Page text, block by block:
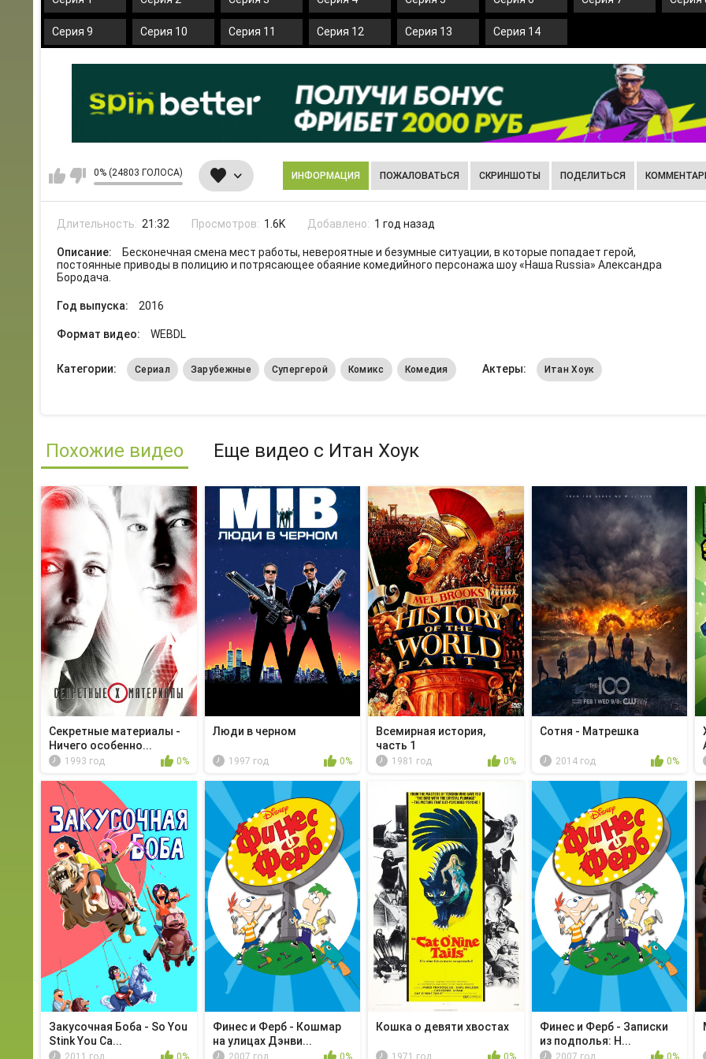
Серия 9 Серия 10 Серия 11 Серия 12 Серия 13 Серия 14
0% (24803 ГОЛОСА) ИНФОРМАЦИЯ ПОЖАЛОВАТЬСЯ СКРИНШОТЫ ПОДЕЛИТЬСЯ
Длительность: 21:32 Просмотров: 1.6K Добавлено: 1 год назад
Описание:
Бесконечная смена мест работы, невероятные и безумные ситуации, в которые попадает герой,
постоянные приводы в полицию и потрясающее обаяние комедийного персонажа шоу «Наша Russia» Александра
Бородача.
Год выпуска: 2016
Формат видео: WEBDL
Категории: Сериал Зарубежные Супергерой Комикс Комедия Актеры: Итан Хоук
Похожие видео Еще видео с Итан Хоук
Секретные материалы -
Ничего особенно...
1993 год 0%
Люди в черном
1997 год 0%
Всемирная история,
часть 1
1981 год 0%
Сотня - Матрешка
2014 год 0%
Закусочная Боба - So You
Stink You Ca...
2011 год 0%
Финес и Ферб - Кошмар
на улицах Дэнви...
2007 год 0%
Кошка о девяти хвостах
1971 год 0%
Финес и Ферб - Записки
из подполья: Н...
2007 год 0%